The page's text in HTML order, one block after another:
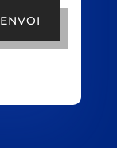
ENVOI